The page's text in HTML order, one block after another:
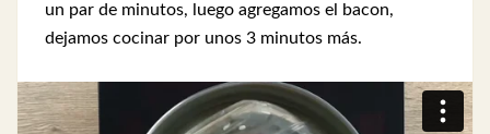
un par de minutos, luego agregamos el bacon,
dejamos cocinar por unos 3 minutos más.